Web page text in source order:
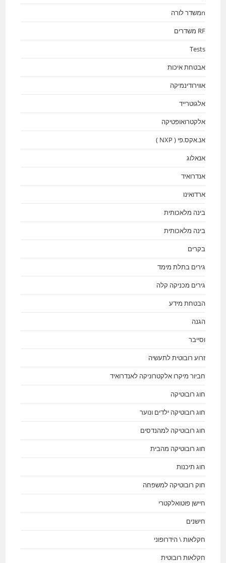
nמשדר לורה
RF משדרים
Tests
אבטחת איכות
אווירודינמיקה
אלגוטרייד
אלקטרואופטיקה
אנ.אקס.פי ( NXP )
אנאלוג
אנדרואיד
ארדואינו
בינה מלאכותית
בינה מלאכותית
בקרים
גירים בתלת מימד
גירים מכניקה קלה
הבטחת מידע
הגנה
וסייבר
זרוע רובוטית לתעשיה
חביור מיקרו אלקטרוניקה לאנדרואיד
חוג רובוטיקה
חוג רובוטיקה ילדים ונוער
חוג רובוטיקה למהנדסים
חוג רובוטיקה מהבית
חוג תיכנות
חוק רובוטיקה למשפחה
חיישן פוטואלקטרי
חישנים
חקלאות \ הידרופוני
חקלאות רובוטית